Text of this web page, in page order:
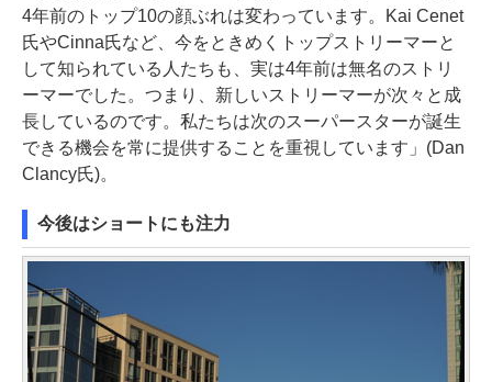
4年前のトップ10の顔ぶれは変わっています。Kai Cenet
氏やCinna氏など、今をときめくトップストリーマーと
して知られている人たちも、実は4年前は無名のストリ
ーマーでした。つまり、新しいストリーマーが次々と成
長しているのです。私たちは次のスーパースターが誕生
できる機会を常に提供することを重視しています」(Dan
Clancy氏)。
今後はショートにも注力